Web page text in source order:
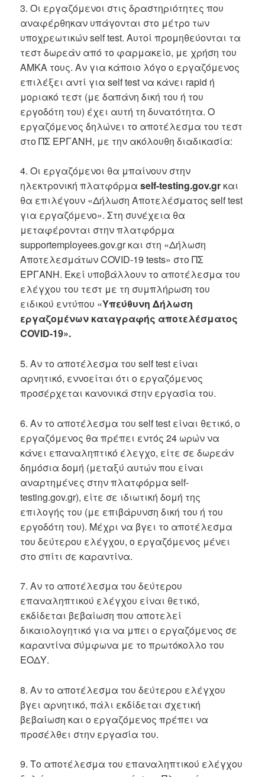
3. Οι εργαζόμενοι στις δραστηριότητες που
αναφέρθηκαν υπάγονται στο μέτρο των
υποχρεωτικών self test. Αυτοί προμηθεύονται τα
τεστ δωρεάν από το φαρμακείο, με χρήση του
ΑΜΚΑ τους. Αν για κάποιο λόγο ο εργαζόμενος
επιλέξει αντί για self test να κάνει rapid ή
μοριακό τεστ (με δαπάνη δική του ή του
εργοδότη του) έχει αυτή τη δυνατότητα. Ο
εργαζόμενος δηλώνει το αποτέλεσμα του τεστ
στο ΠΣ ΕΡΓΑΝΗ, με την ακόλουθη διαδικασία:
4. Οι εργαζόμενοι θα μπαίνουν στην
ηλεκτρονική πλατφόρμαself-testing.gov.gr και
θα επιλέγουν «Δήλωση Αποτελέσματος self test
για εργαζόμενο». Στη συνέχεια θα
μεταφέρονται στην πλατφόρμα
supportemployees.gov.gr και στη «Δήλωση
Αποτελεσμάτων COVID-19 tests» στο ΠΣ
ΕΡΓΑΝΗ. Εκεί υποβάλλουν το αποτέλεσμα του
ελέγχου του τεστ με τη συμπλήρωση του
ειδικού εντύπου «Υπεύθυνη Δήλωση
εργαζομένων καταγραφής αποτελέσματος
COVID-19».
5. Αν το αποτέλεσμα του self test είναι
αρνητικό, εννοείται ότι ο εργαζόμενος
προσέρχεται κανονικά στην εργασία του.
6. Αν το αποτέλεσμα του self test είναι θετικό, ο
εργαζόμενος θα πρέπει εντός 24 ωρών να
κάνει επαναληπτικό έλεγχο, είτε σε δωρεάν
δημόσια δομή (μεταξύ αυτών που είναι
αναρτημένες στην πλατφόρμα self-
testing.gov.gr), είτε σε ιδιωτική δομή της
επιλογής του (με επιβάρυνση δική του ή του
εργοδότη του). Μέχρι να βγει το αποτέλεσμα
του δεύτερου ελέγχου, ο εργαζόμενος μένει
στο σπίτι σε καραντίνα.
7. Αν το αποτέλεσμα του δεύτερου
επαναληπτικού ελέγχου είναι θετικό,
εκδίδεται βεβαίωση που αποτελεί
δικαιολογητικό για να μπει ο εργαζόμενος σε
καραντίνα σύμφωνα με το πρωτόκολλο του
ΕΟΔΥ.
8. Αν το αποτέλεσμα του δεύτερου ελέγχου
βγει αρνητικό, πάλι εκδίδεται σχετική
βεβαίωση και ο εργαζόμενος πρέπει να
προσέλθει στην εργασία του.
9. Το αποτέλεσμα του επαναληπτικού ελέγχου